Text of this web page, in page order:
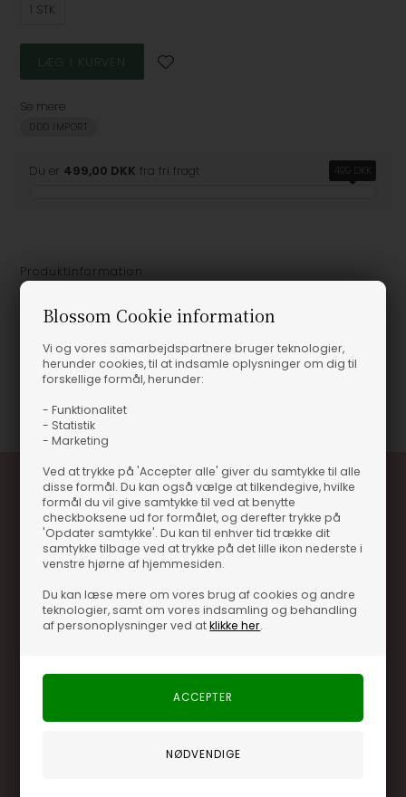
Blossom Cookie information
Vi og vores samarbejdspartnere bruger teknologier,
herunder cookies, til at indsamle oplysninger om dig til
forskellige formål, herunder:
- Funktionalitet
- Statistik
- Marketing
Ved at trykke på 'Accepter alle' giver du samtykke til alle
disse formål. Du kan også vælge at tilkendegive, hvilke
formål du vil give samtykke til ved at benytte
checkboksene ud for formålet, og derefter trykke på
'Opdater samtykke'. Du kan til enhver tid trække dit
samtykke tilbage ved at trykke på det lille ikon nederste i
venstre hjørne af hjemmesiden.
Du kan læse mere om vores brug af cookies og andre
teknologier, samt om vores indsamling og behandling
af personoplysninger ved atklikke her.
1 STK
Se mere
DDD IMPORT
Du er 499,00 DKK fra fri fragt 499 DKK
Produktinformation
Amp er en lampeserie fra Normann Copenhagen i glas og
fra 1960érne. - Højde: 17 cm - Diamater: 14 cm
Optjen 3% i bonuskroner når du handler
Særlige, eksklusive tilbud kun til klubkunder